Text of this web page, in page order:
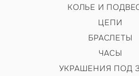
КОЛЬЕ И
ЦЕПИ
БРАСЛЕТЫ
ЧАСЫ
УКРАШЕНИЯ ПОД